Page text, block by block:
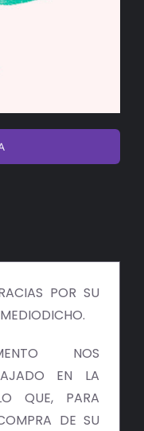
POR SU
NOS
EN LA
QUE, PARA
DE SU